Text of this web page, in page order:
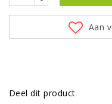
Aan
Deel dit product